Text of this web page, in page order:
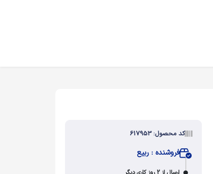
کد محصول: 617953
فروشنده : ربیع